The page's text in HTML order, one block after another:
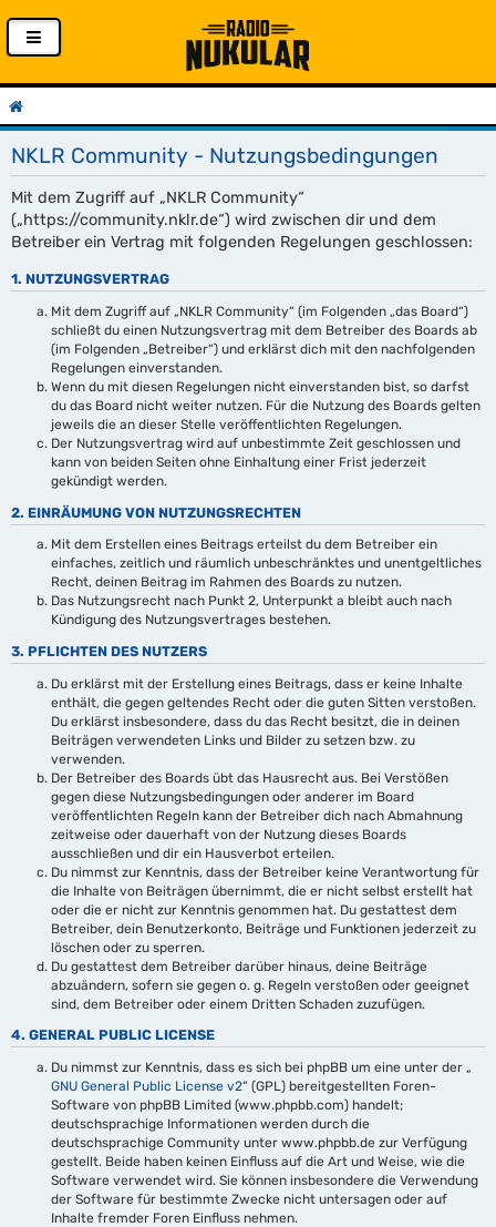
NKLR Community - Nutzungsbedingungen
Mit dem Zugriff auf „NKLR Community“
(„https://community.nklr.de“) wird zwischen dir und dem
Betreiber ein Vertrag mit folgenden Regelungen geschlossen:
1. NUTZUNGSVERTRAG
Mit dem Zugriff auf „NKLR Community“ (im Folgenden „das Board“)
schließt du einen Nutzungsvertrag mit dem Betreiber des Boards ab
(im Folgenden „Betreiber“) und erklärst dich mit den nachfolgenden
Regelungen einverstanden.
Wenn du mit diesen Regelungen nicht einverstanden bist, so darfst
du das Board nicht weiter nutzen. Für die Nutzung des Boards gelten
jeweils die an dieser Stelle veröffentlichten Regelungen.
Der Nutzungsvertrag wird auf unbestimmte Zeit geschlossen und
kann von beiden Seiten ohne Einhaltung einer Frist jederzeit
gekündigt werden.
2. EINRÄUMUNG VON NUTZUNGSRECHTEN
Mit dem Erstellen eines Beitrags erteilst du dem Betreiber ein
einfaches, zeitlich und räumlich unbeschränktes und unentgeltliches
Recht, deinen Beitrag im Rahmen des Boards zu nutzen.
Das Nutzungsrecht nach Punkt 2, Unterpunkt a bleibt auch nach
Kündigung des Nutzungsvertrages bestehen.
3. PFLICHTEN DES NUTZERS
Du erklärst mit der Erstellung eines Beitrags, dass er keine Inhalte
enthält, die gegen geltendes Recht oder die guten Sitten verstoßen.
Du erklärst insbesondere, dass du das Recht besitzt, die in deinen
Beiträgen verwendeten Links und Bilder zu setzen bzw. zu
verwenden.
Der Betreiber des Boards übt das Hausrecht aus. Bei Verstößen
gegen diese Nutzungsbedingungen oder anderer im Board
veröffentlichten Regeln kann der Betreiber dich nach Abmahnung
zeitweise oder dauerhaft von der Nutzung dieses Boards
ausschließen und dir ein Hausverbot erteilen.
Du nimmst zur Kenntnis, dass der Betreiber keine Verantwortung für
die Inhalte von Beiträgen übernimmt, die er nicht selbst erstellt hat
oder die er nicht zur Kenntnis genommen hat. Du gestattest dem
Betreiber, dein Benutzerkonto, Beiträge und Funktionen jederzeit zu
löschen oder zu sperren.
Du gestattest dem Betreiber darüber hinaus, deine Beiträge
abzuändern, sofern sie gegen o. g. Regeln verstoßen oder geeignet
sind, dem Betreiber oder einem Dritten Schaden zuzufügen.
4. GENERAL PUBLIC LICENSE
Du nimmst zur Kenntnis, dass es sich bei phpBB um eine unter der „
GNU General Public License v2“ (GPL) bereitgestellten Foren-
Software von phpBB Limited (www.phpbb.com) handelt;
deutschsprachige Informationen werden durch die
deutschsprachige Community unter www.phpbb.de zur Verfügung
gestellt. Beide haben keinen Einfluss auf die Art und Weise, wie die
Software verwendet wird. Sie können insbesondere die Verwendung
der Software für bestimmte Zwecke nicht untersagen oder auf
Inhalte fremder Foren Einfluss nehmen.